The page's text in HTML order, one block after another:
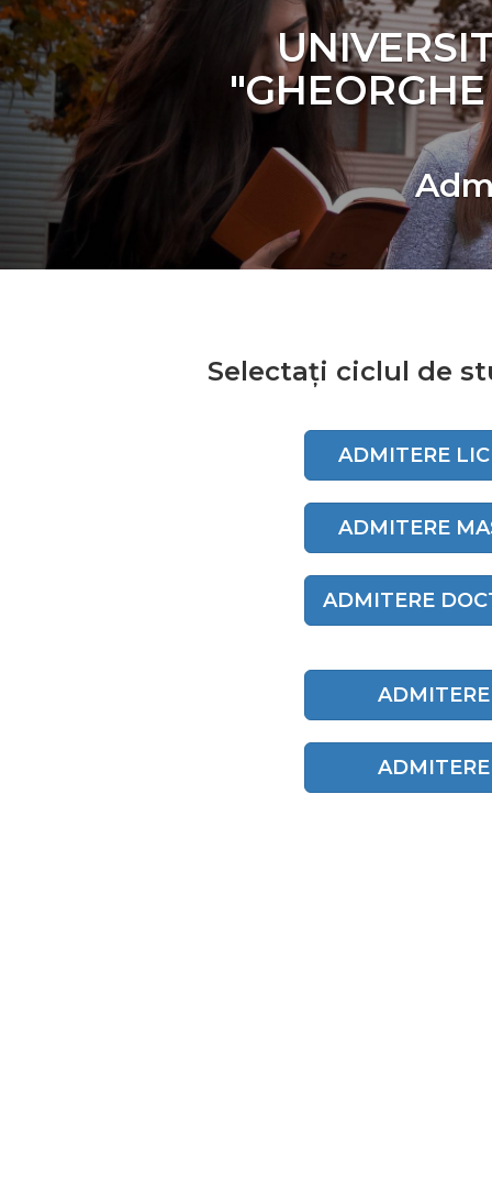
Selectați ciclul de
ADMITERE
ADMITERE
ADMITERE